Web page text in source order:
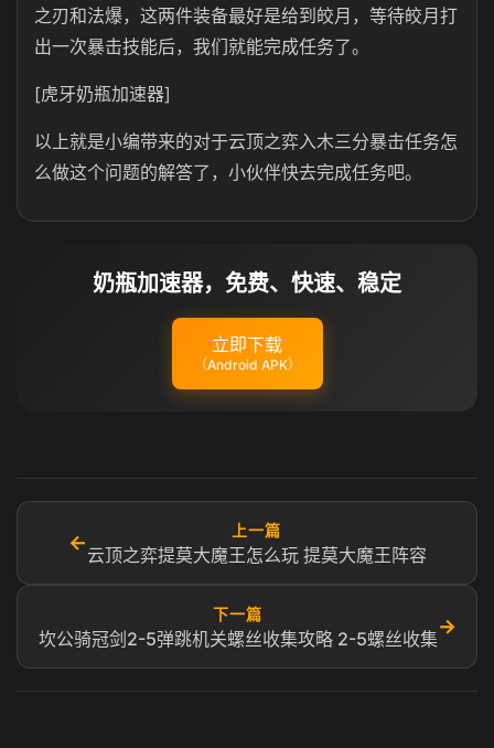
之刃和法爆，这两件装备最好是给到皎月，等待皎月打
出一次暴击技能后，我们就能完成任务了。
[虎牙奶瓶加速器]
以上就是小编带来的对于云顶之弈入木三分暴击任务怎
么做这个问题的解答了，小伙伴快去完成任务吧。
奶瓶加速器，免费、快速、稳定
立即下载
（Android APK）
←
上一篇
云顶之弈提莫大魔王怎么玩 提莫大魔王阵容
下一篇
坎公骑冠剑2-5弹跳机关螺丝收集攻略 2-5螺丝收集
→